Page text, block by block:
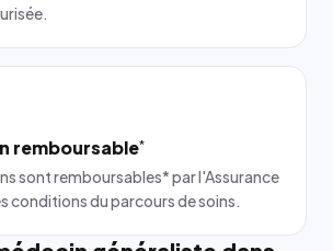
remboursable*
sont remboursables* par l'Assurance
conditions du parcours de soins.